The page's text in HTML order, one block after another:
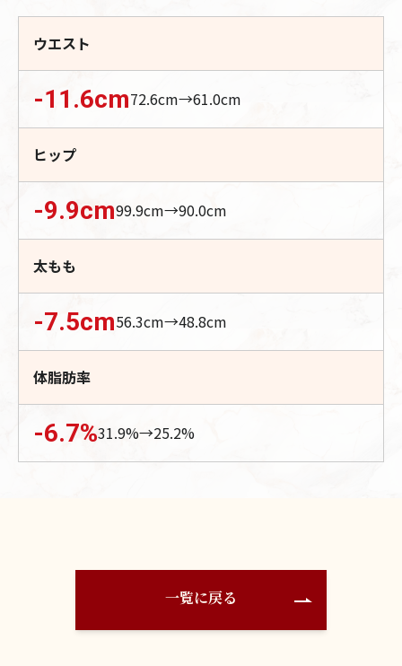
ウエスト
-11.6cm72.6cm→61.0cm
ヒップ
-9.9cm99.9cm→90.0cm
太もも
-7.5cm56.3cm→48.8cm
体脂肪率
-6.7%31.9%→25.2%
一覧に戻る